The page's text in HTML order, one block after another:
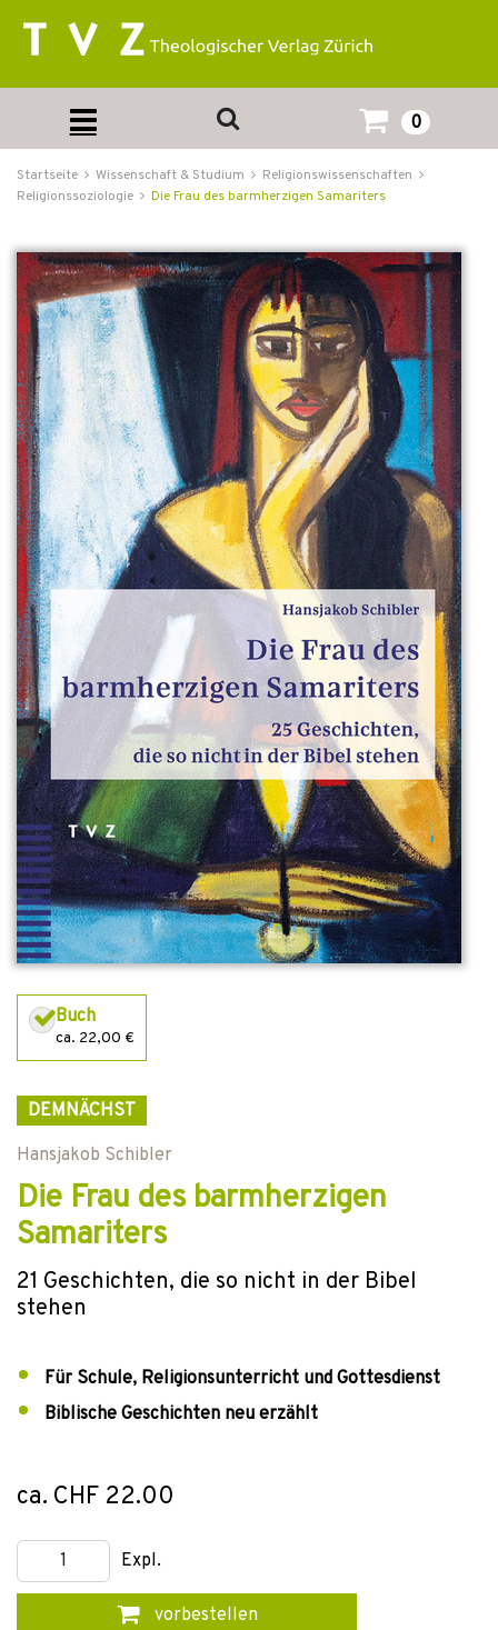
0
Startseite Wissenschaft & Studium
Religionswissenschaften
Religionssoziologie
Die Frau des barmherzigen Samariters
Buch
ca. 22,00 €
DEMNÄCHST
Hansjakob Schibler
Die Frau des barmherzigen
Samariters
21 Geschichten, die so nicht in der Bibel
stehen
Für Schule, Religionsunterricht und Gottesdienst
Biblische Geschichten neu erzählt
ca. CHF 22.00
Expl.
vorbestellen